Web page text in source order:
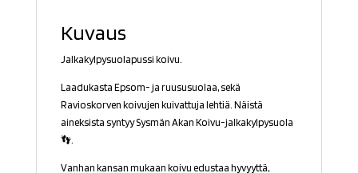
Kuvaus
Jalkakylpysuolapussi koivu.
Laadukasta Epsom- ja ruususuolaa, sekä
Ravioskorven koivujen kuivattuja lehtiä. Näistä
aineksista syntyy Sysmän Akan Koivu-jalkakylpysuola
👣.
Vanhan kansan mukaan koivu edustaa hyvyyttä,